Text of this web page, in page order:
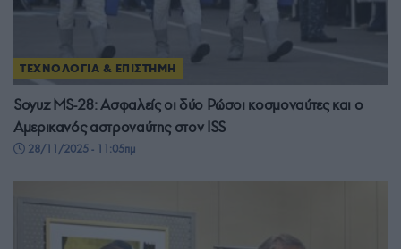
ΤΕΧΝΟΛΟΓΙΑ & ΕΠΙΣΤΗΜΗ
Soyuz MS-28: Ασφαλείς οι δύο Ρώσοι κοσμοναύτες και ο
Αμερικανός αστροναύτης στον ISS
28/11/2025 - 11:05πμ